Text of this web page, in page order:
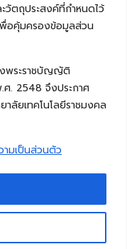
วัตถุประสงค์ที่กำหนดไว้
พื่อคุ้มครองข้อมูลส่วน
งพระราชบัญญัติ
ศ. 2548 จึงประกาศ
ลัยเทคโนโลยีราชมงคล
ามเป็นส่วนตัว
สตร์ มหาวิทยาลัย
บุรี